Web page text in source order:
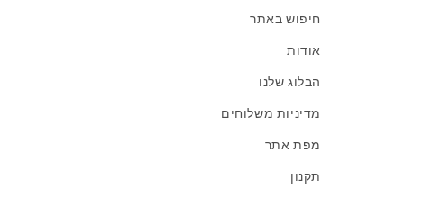
חיפוש באתר
אודות
הבלוג שלנו
מדיניות משלוחים
מפת אתר
תקנון